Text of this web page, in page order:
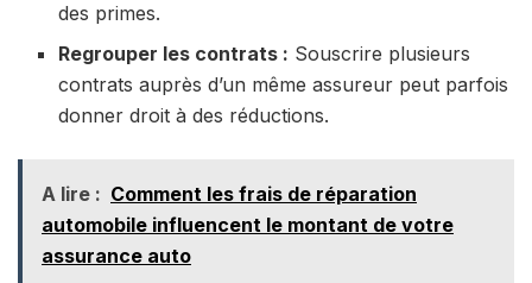
des primes.
Regrouper les contrats : Souscrire plusieurs
contrats auprès d’un même assureur peut parfois
donner droit à des réductions.
A lire : Comment les frais de réparation
automobile influencent le montant de votre
assurance auto